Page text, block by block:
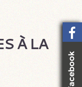
À LA